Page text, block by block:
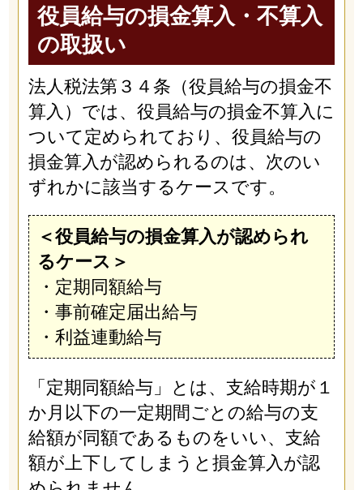
役員給与の損金算入・不算入
の取扱い
法人税法第３４条（役員給与の損金不
算入）では、役員給与の損金不算入に
ついて定められており、役員給与の
損金算入が認められるのは、次のい
ずれかに該当するケースです。
＜役員給与の損金算入が認められ
るケース＞
・定期同額給与
・事前確定届出給与
・利益連動給与
「定期同額給与」とは、支給時期が１
か月以下の一定期間ごとの給与の支
給額が同額であるものをいい、支給
額が上下してしまうと損金算入が認